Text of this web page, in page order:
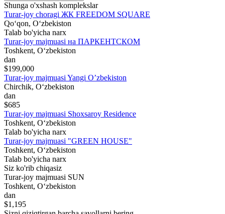
Shunga o'xshash komplekslar
Turar-joy choragi ЖК FREEDOM SQUARE
Qoʻqon, Oʻzbekiston
Talab bo'yicha narx
Turar-joy majmuasi на ПАРКЕНТСКОМ
Toshkent, Oʻzbekiston
dan
$199,000
Turar-joy majmuasi Yangi O’zbekiston
Chirchik, Oʻzbekiston
dan
$685
Turar-joy majmuasi Shoxsaroy Residence
Toshkent, Oʻzbekiston
Talab bo'yicha narx
Turar-joy majmuasi "GREEN HOUSE"
Toshkent, Oʻzbekiston
Talab bo'yicha narx
Siz ko'rib chiqasiz
Turar-joy majmuasi SUN
Toshkent, Oʻzbekiston
dan
$1,195